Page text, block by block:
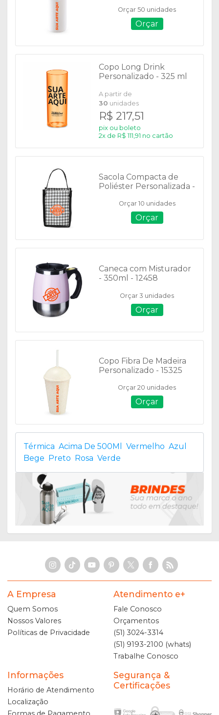
Orçar 50 unidades
Orçar
Copo Long Drink
Personalizado - 325 ml
A partir de
30 unidades
R$ 217,51
pix ou boleto
2x de R$ 111,91 no cartão
Sacola Compacta de
Poliéster Personalizada -
Orçar 10 unidades
Orçar
Caneca com Misturador
- 350ml - 12458
Orçar 3 unidades
Orçar
Copo Fibra De Madeira
Personalizado - 15325
Orçar 20 unidades
Orçar
Térmica Acima De 500Ml Vermelho Azul
Bege Preto Rosa Verde
A Empresa
Quem Somos
Nossos Valores
Políticas de Privacidade
Atendimento e+
Fale Conosco
Orçamentos
(51) 3024-3314
(51) 9193-2100 (whats)
Trabalhe Conosco
Informações
Horário de Atendimento
Localização
Segurança &
Certificações